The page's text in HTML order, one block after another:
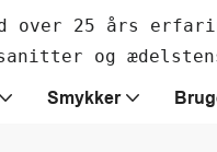
over 25 års
og
Smykker